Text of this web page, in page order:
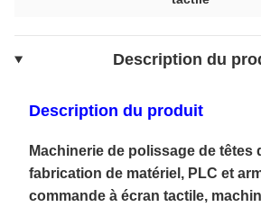
Description du
Description du produit
Machinerie de polissage de têtes
fabrication de matériel, PLC et
commande à écran tactile,